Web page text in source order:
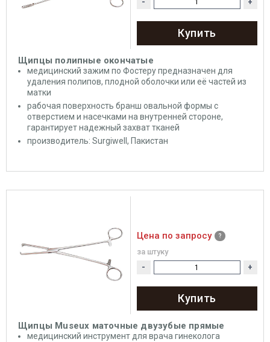
Щипцы полипные окончатые
медицинский зажим по Фостеру предназначен для
удаления полипов, плодной оболочки или её частей из
матки
рабочая поверхность бранш овальной формы с
отверстием и насечками на внутренней стороне,
гарантирует надежный захват тканей
производитель: Surgiwell, Пакистан
- +
Купить
Щипцы Museux маточные двузубые прямые
медицинский инструмент для врача гинеколога
Цена по запросу
за штуку
- +
Купить